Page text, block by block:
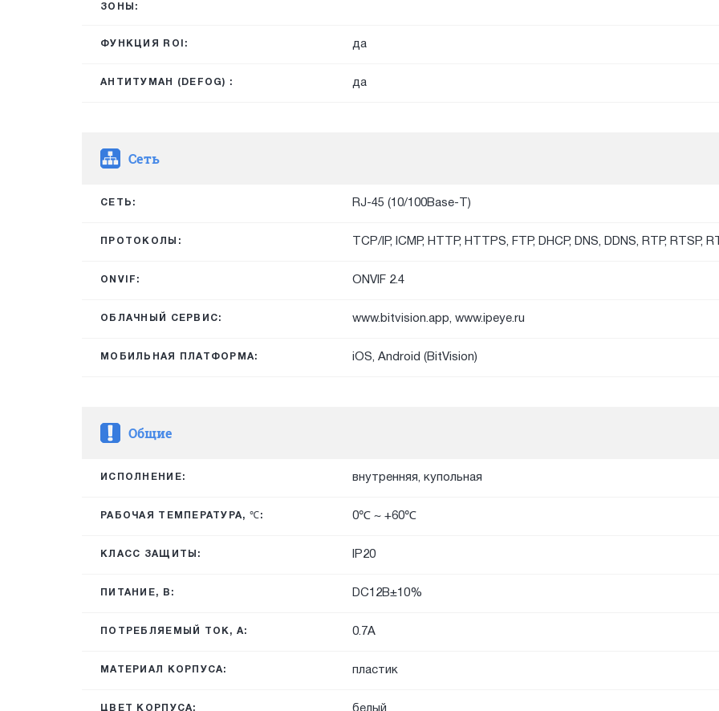
ЗОНЫ:
ФУНКЦИЯ ROI: да
АНТИТУМАН (DEFOG) : да
Сеть
СЕТЬ: RJ-45 (10/100Base-T)
ПРОТОКОЛЫ: TCP/IP, ICMP, HTTP, HTTPS, FTP, DHCP, DNS, DDNS, RTP, RTSP,
ONVIF: ONVIF 2.4
ОБЛАЧНЫЙ СЕРВИС: www.bitvision.app, www.ipeye.ru
МОБИЛЬНАЯ ПЛАТФОРМА: iOS, Android (BitVision)
Общие
ИСПОЛНЕНИЕ: внутренняя, купольная
РАБОЧАЯ ТЕМПЕРАТУРА, ℃: 0℃ ~ +60℃
КЛАСС ЗАЩИТЫ: IP20
ПИТАНИЕ, В: DC12В±10%
ПОТРЕБЛЯЕМЫЙ ТОК, А: 0.7A
МАТЕРИАЛ КОРПУСА: пластик
ЦВЕТ КОРПУСА: белый